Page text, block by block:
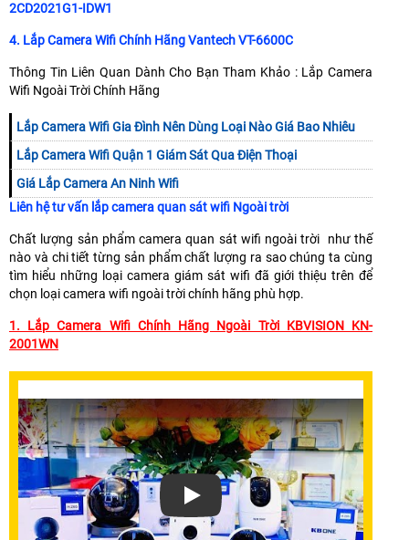
2CD2021G1-IDW1
4. Lắp Camera Wifi Chính Hãng Vantech VT-6600C
Thông Tin Liên Quan Dành Cho Bạn Tham Khảo : Lắp Camera
Wifi Ngoài Trời Chính Hãng
Lắp Camera Wifi Gia Đình Nên Dùng Loại Nào Giá Bao Nhiêu
Lắp Camera Wifi Quận 1 Giám Sát Qua Điện Thoại
Giá Lắp Camera An Ninh Wifi
Liên hệ tư vấn lắp camera quan sát wifi Ngoài trời
Chất lượng sản phẩm camera quan sát wifi ngoài trời như thế
nào và chi tiết từng sản phẩm chất lượng ra sao chúng ta cùng
tìm hiểu những loại camera giám sát wifi đã giới thiệu trên để
chọn loại camera wifi ngoài trời chính hãng phù hợp.
1. Lắp Camera Wifi Chính Hãng Ngoài Trời KBVISION KN-
2001WN